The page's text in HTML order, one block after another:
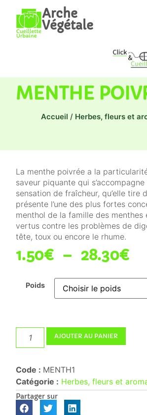
Arche
Végétale
MENTHE
Accueil / Herbes, fleurs et
La menthe poivrée a la
saveur piquante qui s’accompagne
sensation de fraîcheur, qu’elle tire
présente l’une des plus fortes
menthol de la famille des menthes
vertus contre les problèmes de
tête, toux ou encore le rhume.
1.50€ – 28.30€
Poids
AJOUTER AU PANIER
Code : MENTH1
Catégorie : Herbes, fleurs et
Partager sur